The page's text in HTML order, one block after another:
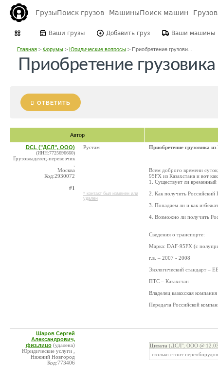
ГрузыПоиск грузов МашиныПоиск машин
Ваши грузы Добавить груз Ваши машины
Главная> Форумы> Юридические вопросы> Приобретение грузови...
Приобретение
ОТВЕТИТЬ
Автор
DCL ("ДСЛ", ООО)
(ИНН:7725696660)
Грузовладелец-перевозчик
Москва
Код:2930072
#1
Рустам
* контакт был изменен или
удален
Приобретение грузовика из
Всем доброго времени
95FX из Казахстана и вот
1. Существует ли временный
2. Как получить
3. Попадаем ли и как
4. Возможно ли получить
Сведения о транспорте:
Марка: DAF-95FX (с
г.в. – 2007 - 2008
Экологический стандарт –
ПТС – Казахстан
Владелец казахская компания
Передача Российской
Шаров Сергей
Александрович,
физ.лицо (удалена)
Юридические услуги ,
Нижний Новгород
Код:773406
Цитата (ДСЛ", ООО @
сколько стоит